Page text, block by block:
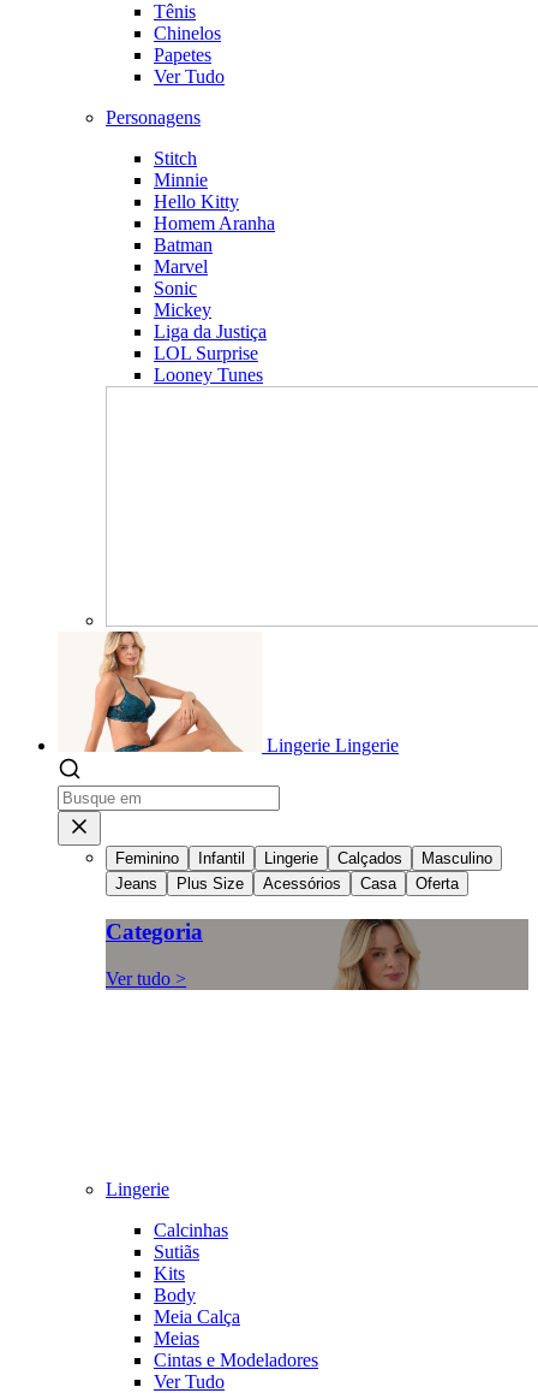
Tênis
Chinelos
Papetes
Ver Tudo
Personagens
Stitch
Minnie
Hello Kitty
Homem Aranha
Batman
Marvel
Sonic
Mickey
Liga da Justiça
LOL Surprise
Looney Tunes
Lingerie Lingerie
Feminino Infantil Lingerie Calçados
Masculino
Jeans
Plus Size Acessórios Casa Oferta
Categoria
Ver tudo >
Lingerie
Calcinhas
Sutiãs
Kits
Body
Meia Calça
Meias
Cintas e Modeladores
Ver Tudo